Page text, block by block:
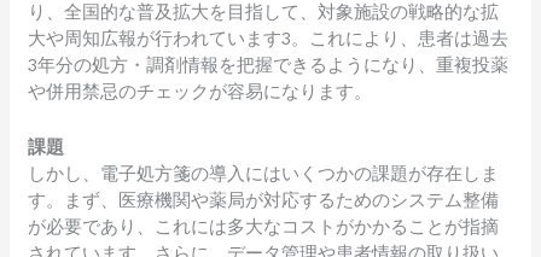
り、全国的な普及拡大を目指して、対象施設の戦略的な拡
大や周知広報が行われています3。これにより、患者は過去
3年分の処方・調剤情報を把握できるようになり、重複投薬
や併用禁忌のチェックが容易になります。
課題
しかし、電子処方箋の導入にはいくつかの課題が存在しま
す。まず、医療機関や薬局が対応するためのシステム整備
が必要であり、これには多大なコストがかかることが指摘